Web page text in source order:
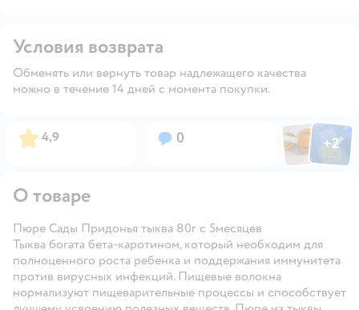
Условия возврата
Обменять или вернуть товар надлежащего качества
можно в течение 14 дней с момента покупки.
Рейтинг:
4,9 Вопросов:
0 ФотоФото
+2
О товаре
Пюре Сады Придонья тыква 80г с 5месяцев
Тыква богата бета-каротином, который необходим для
полноценного роста ребенка и поддержания иммунитета
против вирусных инфекций. Пищевые волокна
нормализуют пищеварительные процессы и способствует